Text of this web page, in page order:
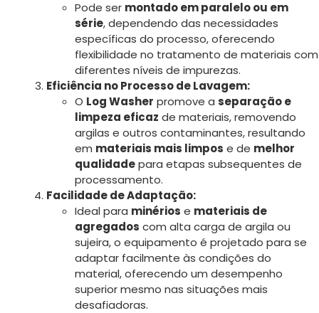
Pode ser montado em paralelo ou em
série, dependendo das necessidades
específicas do processo, oferecendo
flexibilidade no tratamento de materiais com
diferentes níveis de impurezas.
Eficiência no Processo de Lavagem:
O Log Washer promove a separação e
limpeza eficaz de materiais, removendo
argilas e outros contaminantes, resultando
em materiais mais limpos e de melhor
qualidadepara etapas subsequentes de
processamento.
Facilidade de Adaptação:
Ideal para minérios e materiais de
agregados com alta carga de argila ou
sujeira, o equipamento é projetado para se
adaptar facilmente às condições do
material, oferecendo um desempenho
superior mesmo nas situações mais
desafiadoras.